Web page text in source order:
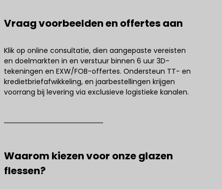
Vraag voorbeelden en offertes aan
Klik op online consultatie, dien aangepaste vereisten
en doelmarkten in en verstuur binnen 6 uur 3D-
tekeningen en EXW/FOB-offertes. Ondersteun TT- en
kredietbriefafwikkeling, en jaarbestellingen krijgen
voorrang bij levering via exclusieve logistieke kanalen.
Waarom kiezen voor onze glazen
flessen?